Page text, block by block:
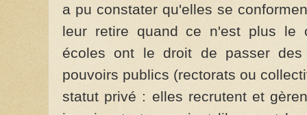
a pu constater qu'elles se
leur retire quand ce n'est plus le
écoles ont le droit de passer
pouvoirs publics (rectorats ou
statut privé : elles recrutent et